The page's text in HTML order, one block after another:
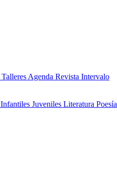
Talleres Agenda Revista Intervalo
Infantiles Juveniles Literatura Poesía